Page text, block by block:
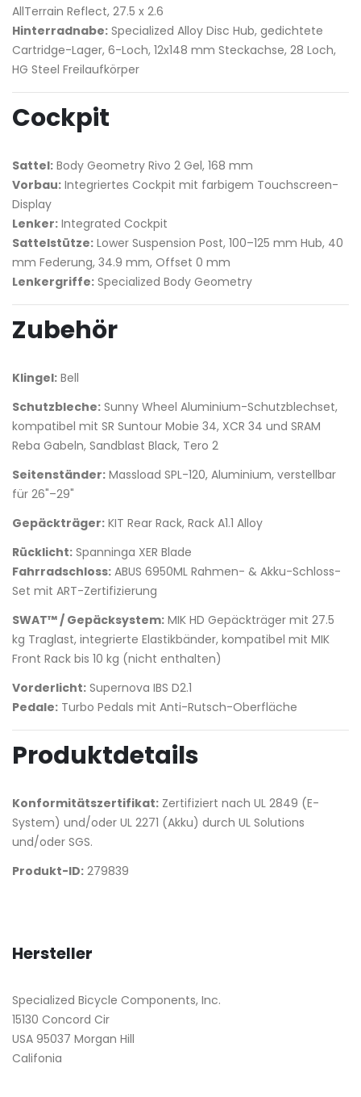
AllTerrain Reflect, 27.5 x 2.6
Hinterradnabe: Specialized Alloy Disc Hub, gedichtete
Cartridge-Lager, 6-Loch, 12x148 mm Steckachse, 28 Loch,
HG Steel Freilaufkörper
Cockpit
Sattel: Body Geometry Rivo 2 Gel, 168 mm
Vorbau: Integriertes Cockpit mit farbigem Touchscreen-
Display
Lenker: Integrated Cockpit
Sattelstütze: Lower Suspension Post, 100–125 mm Hub, 40
mm Federung, 34.9 mm, Offset 0 mm
Lenkergriffe: Specialized Body Geometry
Zubehör
Klingel: Bell
Schutzbleche: Sunny Wheel Aluminium-Schutzblechset,
kompatibel mit SR Suntour Mobie 34, XCR 34 und SRAM
Reba Gabeln, Sandblast Black, Tero 2
Seitenständer: Massload SPL-120, Aluminium, verstellbar
für 26"–29"
Gepäckträger: KIT Rear Rack, Rack A1.1 Alloy
Rücklicht: Spanninga XER Blade
Fahrradschloss: ABUS 6950ML Rahmen- & Akku-Schloss-
Set mit ART-Zertifizierung
SWAT™ / Gepäcksystem: MIK HD Gepäckträger mit 27.5
kg Traglast, integrierte Elastikbänder, kompatibel mit MIK
Front Rack bis 10 kg (nicht enthalten)
Vorderlicht: Supernova IBS D2.1
Pedale: Turbo Pedals mit Anti-Rutsch-Oberfläche
Produktdetails
Konformitätszertifikat: Zertifiziert nach UL 2849 (E-
System) und/oder UL 2271 (Akku) durch UL Solutions
und/oder SGS.
Produkt-ID: 279839
Hersteller
Specialized Bicycle Components, Inc.
15130 Concord Cir
USA 95037 Morgan Hill
Califonia